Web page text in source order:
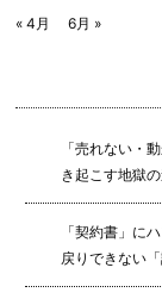
« 4月 6月 »
「売れない・
き起こす地獄
「契約書」に
戻りできない